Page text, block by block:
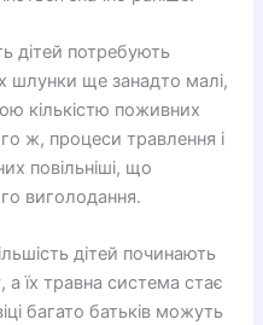
дітей потребують
шлунки ще занадто малі,
кількістю поживних
ж, процеси травлення і
повільніші, що
виголодання.
дітей починають
їх травна система стає
багато батьків можуть